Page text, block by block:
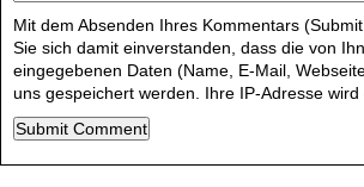
Mit dem Absenden Ihres Kommentars
Sie sich damit einverstanden, dass die von
eingegebenen Daten (Name, E-Mail,
uns gespeichert werden. Ihre IP-Adresse wird